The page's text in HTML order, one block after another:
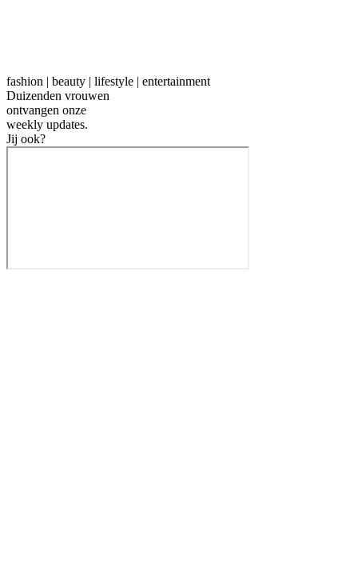
fashion | beauty | lifestyle | entertainment
Duizenden vrouwen
ontvangen onze
weekly updates.
Jij ook?